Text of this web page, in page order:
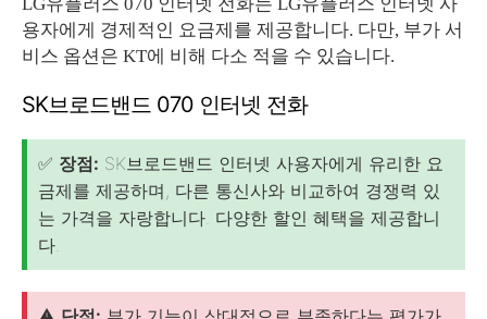
용자에게 경제적인 요금제를 제공합니다. 다만, 부가 서
비스 옵션은 KT에 비해 다소 적을 수 있습니다.
SK브로드밴드 070 인터넷 전화
✅ 장점: SK브로드밴드 인터넷 사용자에게 유리한 요
금제를 제공하며, 다른 통신사와 비교하여 경쟁력 있
는 가격을 자랑합니다. 다양한 할인 혜택을 제공합니
다.